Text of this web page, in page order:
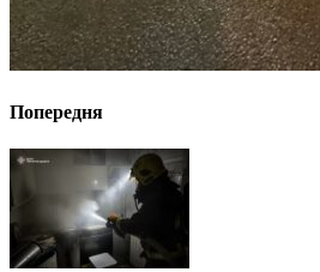
Попередня